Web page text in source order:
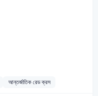
আন্তর্জাতিক রেড ক্রস